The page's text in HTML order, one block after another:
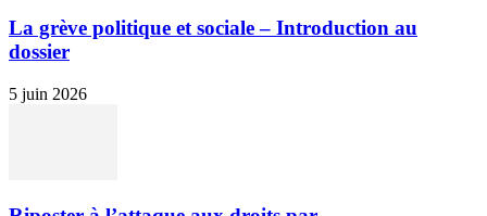
La grève politique et sociale – Introduction au
dossier
5 juin 2026